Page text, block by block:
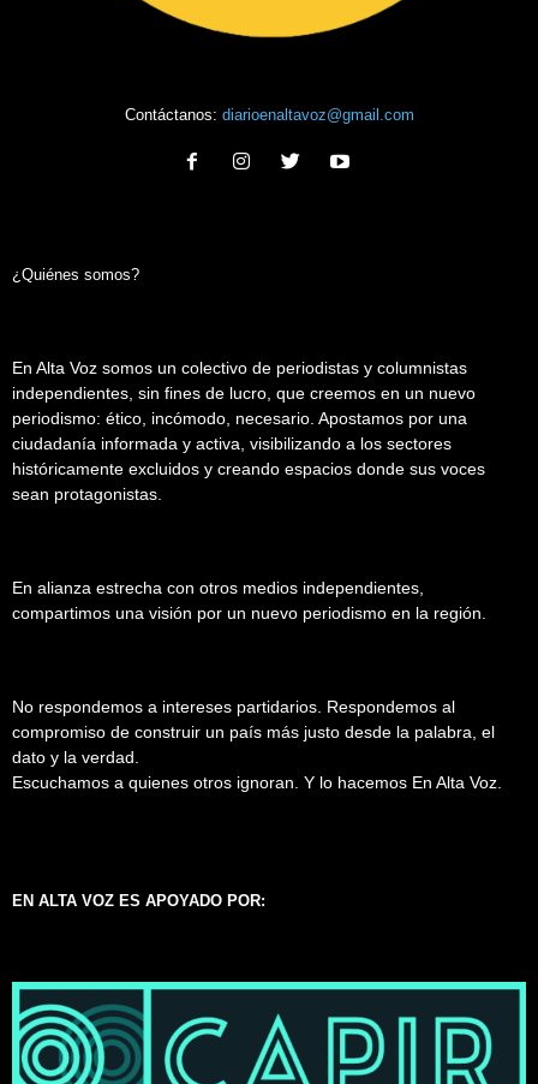
Contáctanos: diarioenaltavoz@gmail.com
¿Quiénes somos?
En Alta Voz somos un colectivo de periodistas y columnistas
independientes, sin fines de lucro, que creemos en un nuevo
periodismo: ético, incómodo, necesario. Apostamos por una
ciudadanía informada y activa, visibilizando a los sectores
históricamente excluidos y creando espacios donde sus voces
sean protagonistas.
En alianza estrecha con otros medios independientes,
compartimos una visión por un nuevo periodismo en la región.
No respondemos a intereses partidarios. Respondemos al
compromiso de construir un país más justo desde la palabra, el
dato y la verdad.
Escuchamos a quienes otros ignoran. Y lo hacemos En Alta Voz.
EN ALTA VOZ ES APOYADO POR: